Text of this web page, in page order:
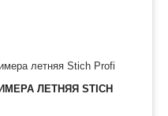
ЛЕТНЯЯ STICH